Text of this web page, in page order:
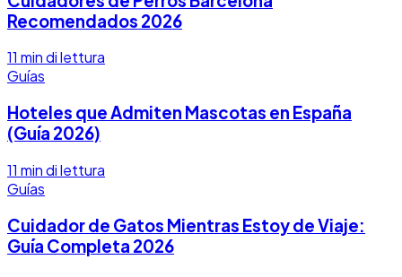
Recomendados 2026
11 min di lettura
Guías
Hoteles que Admiten Mascotas en España
(Guía 2026)
11 min di lettura
Guías
Cuidador de Gatos Mientras Estoy de Viaje:
Guía Completa 2026